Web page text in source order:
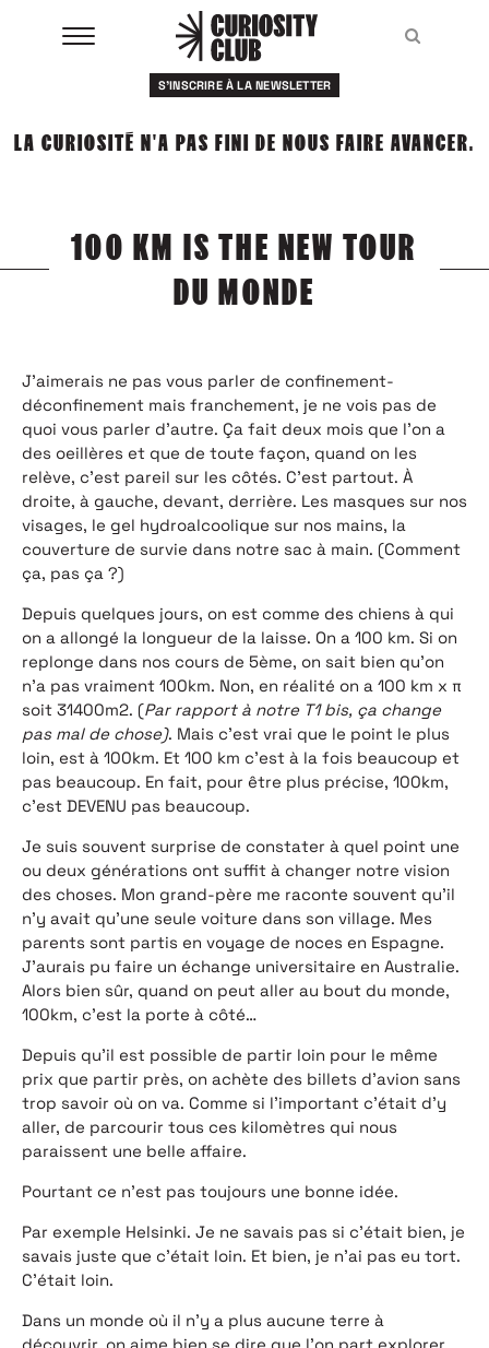
RESSOURCES
À PROPOS
S'INSCRIRE À LA NEWSLETTER
LA CURIOSITÉ N'A PAS FINI DE NOUS FAIRE AVANCER.
100 KM IS THE NEW TOUR
DU MONDE
J’aimerais ne pas vous parler de confinement-
déconfinement mais franchement, je ne vois pas de
quoi vous parler d’autre. Ça fait deux mois que l’on a
des oeillères et que de toute façon, quand on les
relève, c’est pareil sur les côtés. C’est partout. À
droite, à gauche, devant, derrière. Les masques sur nos
visages, le gel hydroalcoolique sur nos mains, la
couverture de survie dans notre sac à main. (Comment
ça, pas ça ?)
Depuis quelques jours, on est comme des chiens à qui
on a allongé la longueur de la laisse. On a 100 km. Si on
replonge dans nos cours de 5ème, on sait bien qu’on
n’a pas vraiment 100km. Non, en réalité on a 100 km x π
soit 31400m2. (Par rapport à notre T1 bis, ça change
pas mal de chose). Mais c’est vrai que le point le plus
loin, est à 100km. Et 100 km c’est à la fois beaucoup et
pas beaucoup. En fait, pour être plus précise, 100km,
c’est DEVENU pas beaucoup.
Je suis souvent surprise de constater à quel point une
ou deux générations ont suffit à changer notre vision
des choses. Mon grand-père me raconte souvent qu’il
n’y avait qu’une seule voiture dans son village. Mes
parents sont partis en voyage de noces en Espagne.
J’aurais pu faire un échange universitaire en Australie.
Alors bien sûr, quand on peut aller au bout du monde,
100km, c’est la porte à côté…
Depuis qu’il est possible de partir loin pour le même
prix que partir près, on achète des billets d’avion sans
trop savoir où on va. Comme si l’important c’était d’y
aller, de parcourir tous ces kilomètres qui nous
paraissent une belle affaire.
Pourtant ce n’est pas toujours une bonne idée.
Par exemple Helsinki. Je ne savais pas si c’était bien, je
savais juste que c’était loin. Et bien, je n’ai pas eu tort.
C’était loin.
Dans un monde où il n’y a plus aucune terre à